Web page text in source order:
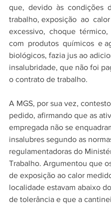
que,  devido  às  condições
trabalho, exposição  ao  calor
excessivo,  choque  térmico,
com  produtos  químicos  e
biológicos, fazia jus ao
insalubridade, que não foi
o contrato de trabalho.
A MGS, por sua vez,
pedido, afirmando que as
empregada não se
insalubres segundo as
regulamentadoras do
Trabalho. Argumentou que
de exposição ao calor
localidade estavam abaixo
de tolerância e que a